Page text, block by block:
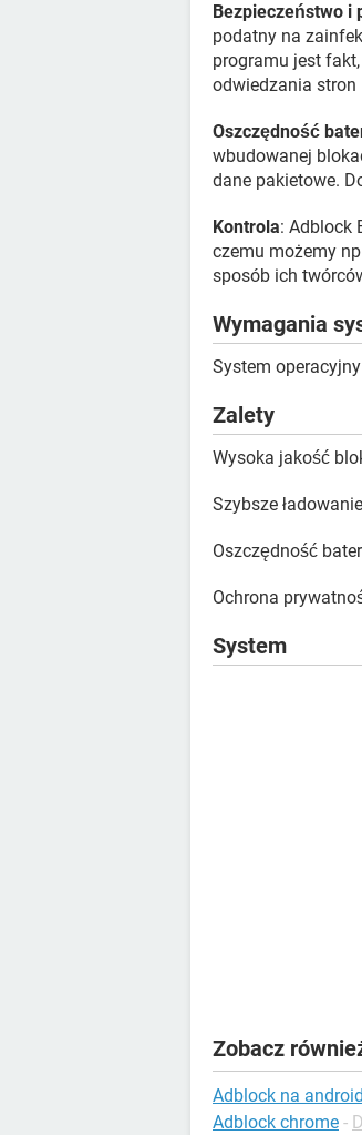
Bezpieczeństwo i
podatny na
programu jest
odwiedzania stron
Oszczędność
wbudowanej
dane pakietowe.
Kontrola: Adblock
czemu możemy
sposób ich
Wymagania
System
Zalety
Wysoka jakość
Szybsze
Oszczędność
Ochrona
System
Zobacz
Adblock na
Adblock chrome -